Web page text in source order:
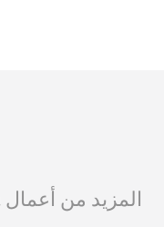
المزيد من أعمال Carnegie India